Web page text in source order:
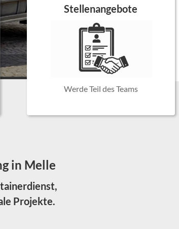
Stellenangebote
Werde Teil des Teams
in Melle
Projekte.